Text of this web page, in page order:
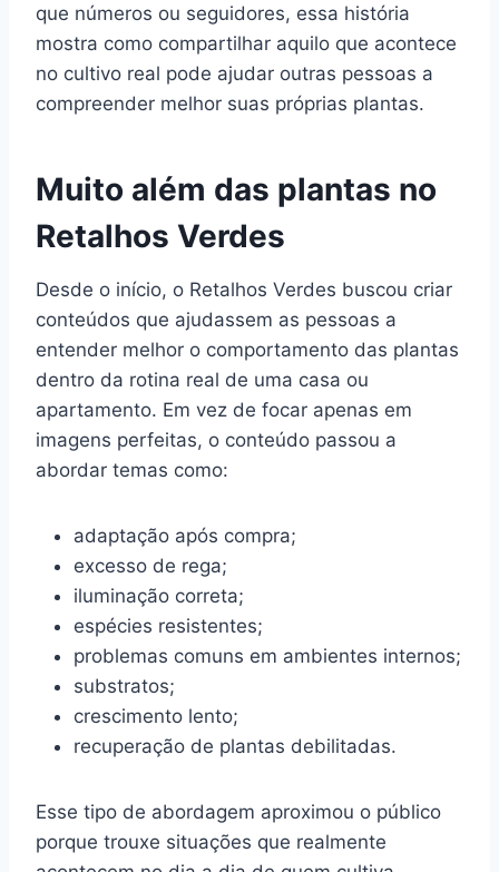
que números ou seguidores, essa história
mostra como compartilhar aquilo que acontece
no cultivo real pode ajudar outras pessoas a
compreender melhor suas próprias plantas.
Muito além das plantas no
Retalhos Verdes
Desde o início, o Retalhos Verdes buscou criar
conteúdos que ajudassem as pessoas a
entender melhor o comportamento das plantas
dentro da rotina real de uma casa ou
apartamento. Em vez de focar apenas em
imagens perfeitas, o conteúdo passou a
abordar temas como:
adaptação após compra;
excesso de rega;
iluminação correta;
espécies resistentes;
problemas comuns em ambientes internos;
substratos;
crescimento lento;
recuperação de plantas debilitadas.
Esse tipo de abordagem aproximou o público
porque trouxe situações que realmente